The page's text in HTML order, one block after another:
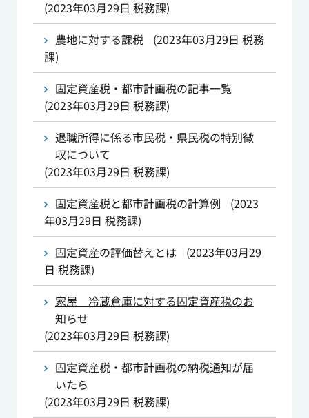
(2023年03月29日 税務課)
農地に対する課税
(2023年03月29日 税務
課)
固定資産税・都市計画税の記事一覧
(2023年03月29日 税務課)
退職所得に係る市民税・県民税の特別徴
収について
(2023年03月29日 税務課)
固定資産税と都市計画税の計算例
(2023
年03月29日 税務課)
固定資産の評価替えとは
(2023年03月29
日 税務課)
家屋 冷蔵倉庫に対する固定資産税のお
知らせ
(2023年03月29日 税務課)
固定資産税・都市計画税の納税通知が届
いたら
(2023年03月29日 税務課)